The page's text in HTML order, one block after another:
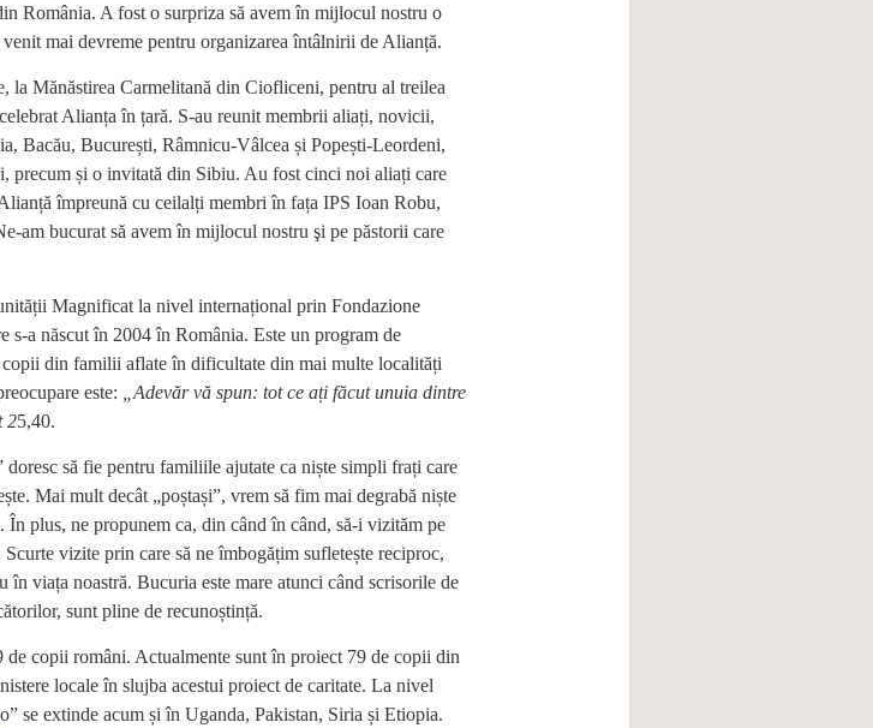
România. A fost o surpriza să avem în mijlocul nostru o
mai devreme pentru organizarea întâlnirii de Alianță.
la Mănăstirea Carmelitană din Ciofliceni, pentru al treilea
Alianța în țară. S-au reunit membrii aliați, novicii,
Bacău, București, Râmnicu-Vâlcea și Popești-Leordeni,
precum și o invitată din Sibiu. Au fost cinci noi aliați care
împreună cu ceilalți membri în fața IPS Ioan Robu,
am bucurat să avem în mijlocul nostru şi pe păstorii care
Magnificat la nivel internațional prin Fondazione
a născut în 2004 în România. Este un program de
copii din familii aflate în dificultate din mai multe localități
este: „Adevăr vă spun: tot ce ați făcut unuia dintre
25,40.
să fie pentru familiile ajutate ca niște simpli frați care
Mai mult decât „poștași”, vrem să fim mai degrabă niște
plus, ne propunem ca, din când în când, să-i vizităm pe
vizite prin care să ne îmbogățim sufletește reciproc,
viața noastră. Bucuria este mare atunci când scrisorile de
sunt pline de recunoștință.
copii români. Actualmente sunt în proiect 79 de copii din
locale în slujba acestui proiect de caritate. La nivel
se extinde acum și în Uganda, Pakistan, Siria și Etiopia.